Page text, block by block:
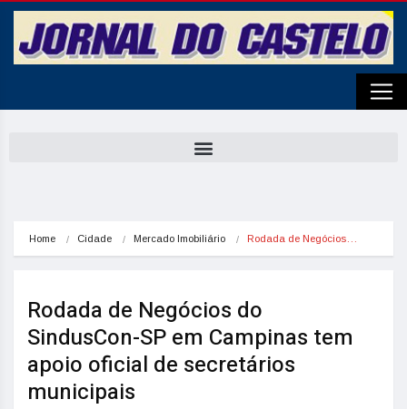
Home Cidade Mercado Imobiliário Rodada de Negócios…
Rodada de Negócios do
SindusCon-SP em Campinas tem
apoio oficial de secretários
municipais